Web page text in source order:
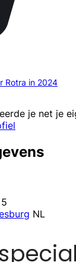
Rotra in 2024
je net je
NL